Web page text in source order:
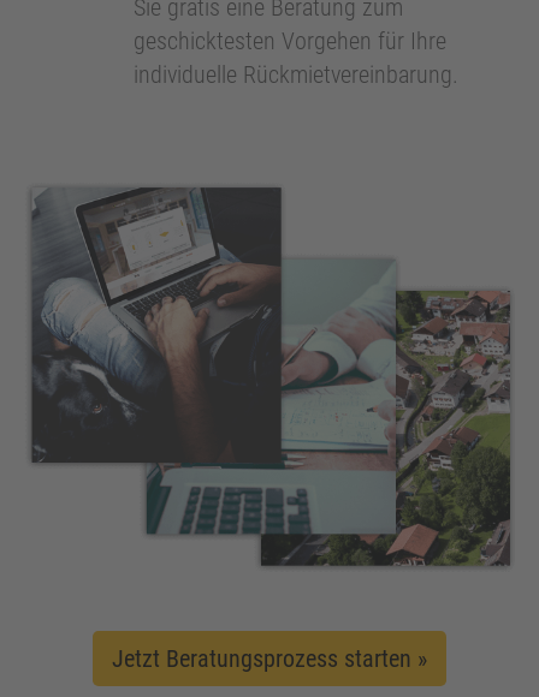
Sie gratis eine Beratung zum
geschicktesten Vorgehen für Ihre
individuelle Rückmietvereinbarung.
Jetzt Beratungsprozess starten »